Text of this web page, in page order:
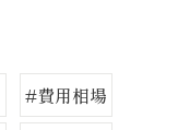
#費用相場